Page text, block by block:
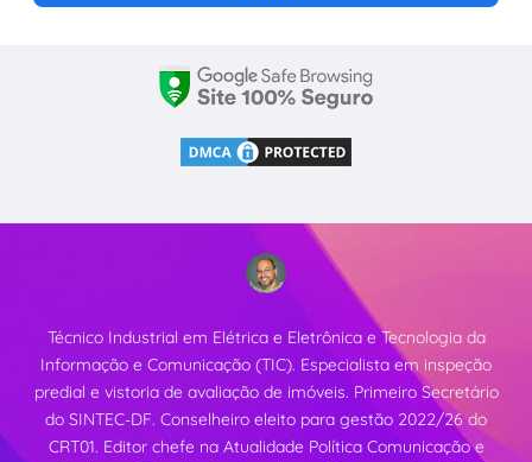
Técnico Industrial em Elétrica e Eletrônica e Tecnologia da
Informação e Comunicação (TIC). Especialista em inspeção
predial e vistoria de avaliação de imóveis. Primeiro Secretário
do SINTEC-DF. Conselheiro eleito para gestão 2022/26 do
CRT01. Editor chefe na Atualidade Política Comunicação e